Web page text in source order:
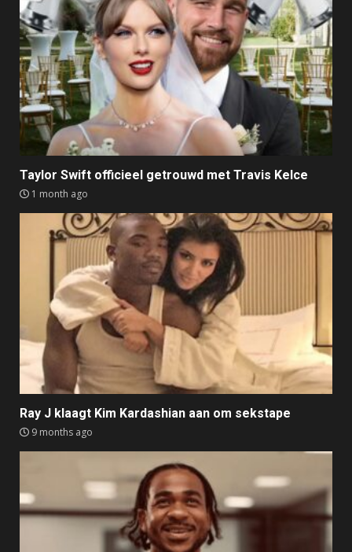
Taylor Swift officieel getrouwd met Travis Kelce
1 month ago
Ray J klaagt Kim Kardashian aan om sekstape
9 months ago